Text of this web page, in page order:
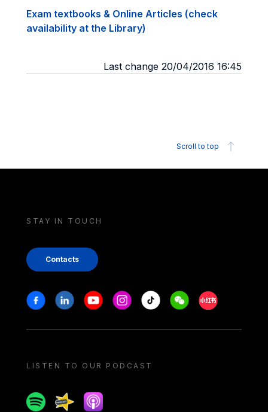
Exam textbooks & Online Articles (check
availability at the Library)
Last change 20/04/2016 16:45
Scroll to top
STAY IN TOUCH
Contacts
Stay in touch
FacebookLinkedinYoutubeInstagram
Tiktok WeechatXiaohongshu/
LISTEN TO OUR PODCAST
SpotifySpreakerApple podcast